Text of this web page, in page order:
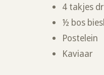
4 takjes
½ bos
Postelein
Kaviaar